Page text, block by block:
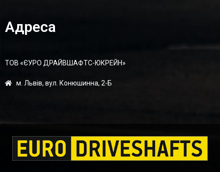
Адреса
ТОВ «ЄУРО ДРАЙВШАФТC-ЮКРЕЙН»
м. Львів, вул. Конюшинна, 2-Б